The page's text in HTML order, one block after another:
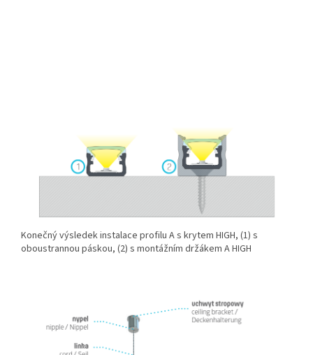
Konečný výsledek instalace profilu A s krytem HIGH, (1) s
oboustrannou páskou, (2) s montážním držákem A HIGH